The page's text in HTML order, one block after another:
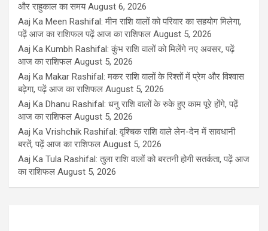
और राहुकाल का समय August 6, 2026
Aaj Ka Meen Rashifal: मीन राशि वालों को परिवार का सहयोग मिलेगा,
पढ़ें आज का राशिफल पढ़ें आज का राशिफल August 5, 2026
Aaj Ka Kumbh Rashifal: कुंभ राशि वालों को मिलेंगे नए अवसर, पढ़ें
आज का राशिफल August 5, 2026
Aaj Ka Makar Rashifal: मकर राशि वालों के रिश्तों में प्रेम और विश्वास
बढ़ेगा, पढ़ें आज का राशिफल August 5, 2026
Aaj Ka Dhanu Rashifal: धनु राशि वालों के रुके हुए काम पूरे होंगे, पढ़ें
आज का राशिफल August 5, 2026
Aaj Ka Vrishchik Rashifal: वृश्चिक राशि वाले लेन-देन में सावधानी
बरतें, पढ़ें आज का राशिफल August 5, 2026
Aaj Ka Tula Rashifal: तुला राशि वालों को बरतनी होगी सतर्कता, पढ़ें आज
का राशिफल August 5, 2026